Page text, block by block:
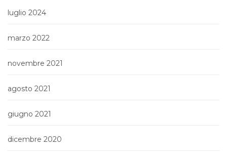
luglio 2024
marzo 2022
novembre 2021
agosto 2021
giugno 2021
dicembre 2020